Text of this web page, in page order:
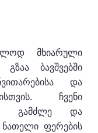
მხიარული
ბავშვებში
და
ჩვენი
გამძლე და
ფერების